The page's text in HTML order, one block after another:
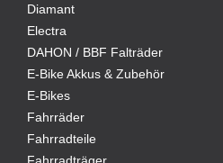
Diamant
Electra
DAHON / BBF Falträder
E-Bike Akkus & Zubehör
E-Bikes
Fahrräder
Fahrradteile
Fahrradträger